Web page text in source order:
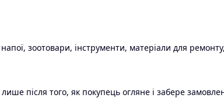
зоотовари, інструменти, матеріали для
після того, як покупець огляне і забере